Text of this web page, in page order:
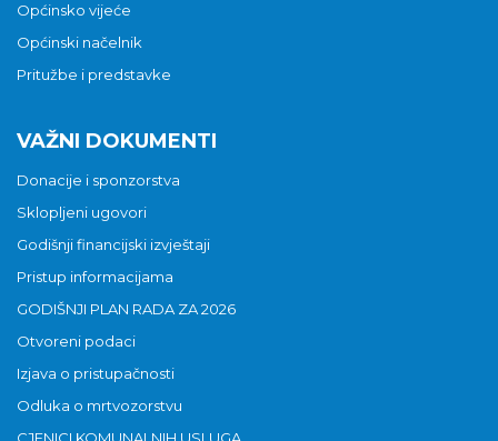
Općinsko vijeće
Općinski načelnik
Pritužbe i predstavke
VAŽNI DOKUMENTI
Donacije i sponzorstva
Sklopljeni ugovori
Godišnji financijski izvještaji
Pristup informacijama
GODIŠNJI PLAN RADA ZA 2026
Otvoreni podaci
Izjava o pristupačnosti
Odluka o mrtvozorstvu